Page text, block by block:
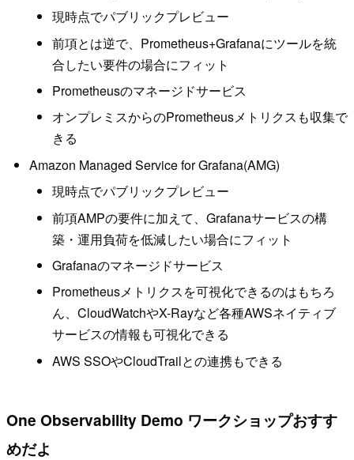
現時点でパブリックプレビュー
前項とは逆で、Prometheus+Grafanaにツールを統
合したい要件の場合にフィット
Prometheusのマネージドサービス
オンプレミスからのPrometheusメトリクスも収集で
きる
Amazon Managed Service for Grafana(AMG)
現時点でパブリックプレビュー
前項AMPの要件に加えて、Grafanaサービスの構
築・運用負荷を低減したい場合にフィット
Grafanaのマネージドサービス
Prometheusメトリクスを可視化できるのはもちろ
ん、CloudWatchやX-Rayなど各種AWSネイティブ
サービスの情報も可視化できる
AWS SSOやCloudTrailとの連携もできる
One Observability Demo ワークショップおすす
めだよ